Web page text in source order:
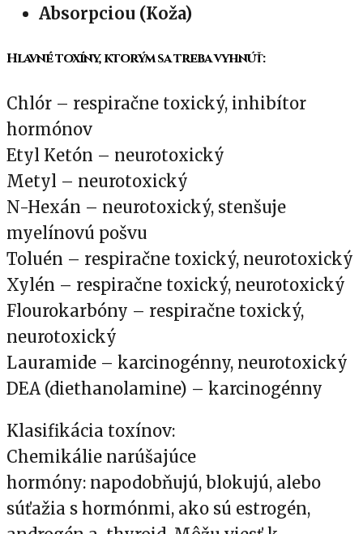
Absorpciou (Koža)
Hlavné toxíny, ktorým sa treba vyhnúť:
Chlór – respiračne toxický, inhibítor
hormónov
Etyl Ketón – neurotoxický
Metyl – neurotoxický
N-Hexán – neurotoxický, stenšuje
myelínovú pošvu
Toluén – respiračne toxický, neurotoxický
Xylén – respiračne toxický, neurotoxický
Flourokarbóny – respiračne toxický,
neurotoxický
Lauramide – karcinogénny, neurotoxický
DEA (diethanolamine) – karcinogénny
Klasifikácia toxínov:
Chemikálie narúšajúce
hormóny: napodobňujú, blokujú, alebo
súťažia s hormónmi, ako sú estrogén,